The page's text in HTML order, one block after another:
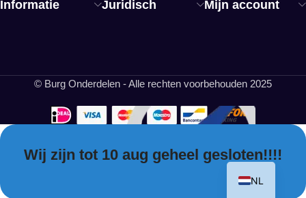
Informatie Juridisch Mijn account
© Burg Onderdelen - Alle rechten voorbehouden 2025
Wij zijn tot 10 aug geheel gesloten!!!!
NL
EN